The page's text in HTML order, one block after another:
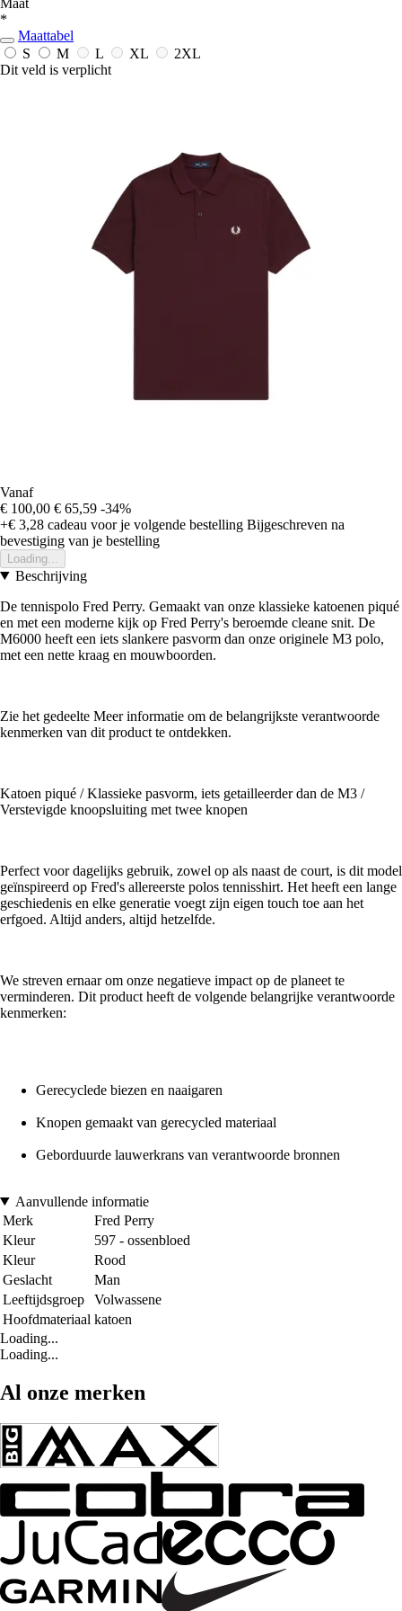
*
Maattabel
S
M L XL
2XL
Dit veld is verplicht
Vanaf
€ 100,00 € 65,59 -34%
+€ 3,28 cadeau voor je volgende bestelling Bijgeschreven na
bevestiging van je bestelling
Loading...
Beschrijving
De tennispolo Fred Perry. Gemaakt van onze klassieke katoenen piqué
en met een moderne kijk op Fred Perry's beroemde cleane snit. De
M6000 heeft een iets slankere pasvorm dan onze originele M3 polo,
met een nette kraag en mouwboorden.
Zie het gedeelte Meer informatie om de belangrijkste verantwoorde
kenmerken van dit product te ontdekken.
Katoen piqué / Klassieke pasvorm, iets getailleerder dan de M3 /
Verstevigde knoopsluiting met twee knopen
Perfect voor dagelijks gebruik, zowel op als naast de court, is dit model
geïnspireerd op Fred's allereerste polos tennisshirt. Het heeft een lange
geschiedenis en elke generatie voegt zijn eigen touch toe aan het
erfgoed. Altijd anders, altijd hetzelfde.
We streven ernaar om onze negatieve impact op de planeet te
verminderen. Dit product heeft de volgende belangrijke verantwoorde
kenmerken:
Gerecyclede biezen en naaigaren
Knopen gemaakt van gerecycled materiaal
Geborduurde lauwerkrans van verantwoorde bronnen
Aanvullende informatie
Merk
Fred Perry
Kleur
597 - ossenbloed
Kleur
Rood
Geslacht
Man
Leeftijdsgroep
Volwassene
Hoofdmateriaal katoen
Loading...
Loading...
Al onze merken